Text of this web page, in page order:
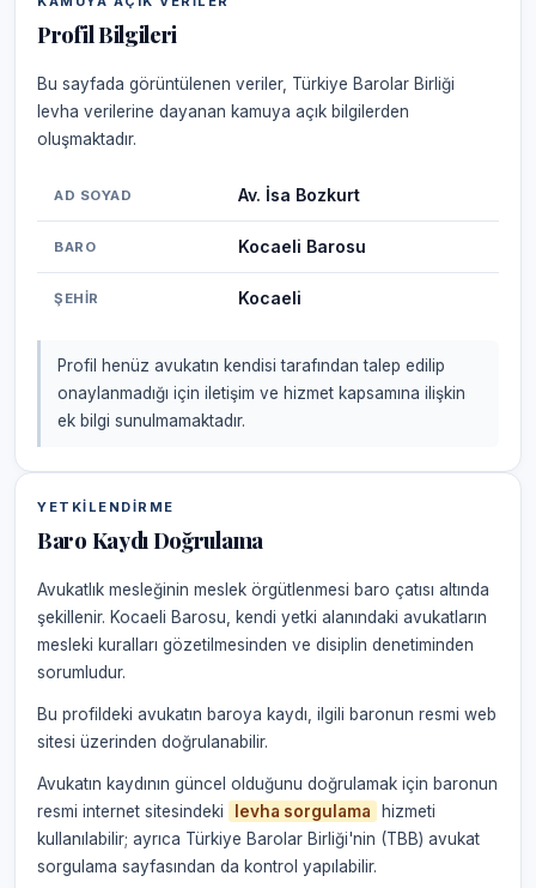
Profil Bilgileri
Bu sayfada görüntülenen veriler, Türkiye Barolar Birliği
levha verilerine dayanan kamuya açık bilgilerden
oluşmaktadır.
AD SOYAD Av. İsa Bozkurt
BARO Kocaeli Barosu
ŞEHIR Kocaeli
Profil henüz avukatın kendisi tarafından talep edilip
onaylanmadığı için iletişim ve hizmet kapsamına ilişkin
ek bilgi sunulmamaktadır.
YETKILENDIRME
Baro Kaydı Doğrulama
Avukatlık mesleğinin meslek örgütlenmesi baro çatısı altında
şekillenir. Kocaeli Barosu, kendi yetki alanındaki avukatların
mesleki kuralları gözetilmesinden ve disiplin denetiminden
sorumludur.
Bu profildeki avukatın baroya kaydı, ilgili baronun resmi web
sitesi üzerinden doğrulanabilir.
Avukatın kaydının güncel olduğunu doğrulamak için baronun
resmi internet sitesindeki
levha sorgulama
hizmeti
kullanılabilir; ayrıca Türkiye Barolar Birliği'nin (TBB) avukat
sorgulama sayfasından da kontrol yapılabilir.